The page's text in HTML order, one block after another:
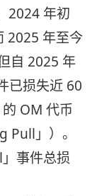
2024 年初
2025 年至今
自 2025 年
已损失近 60
OM 代币
Pull」）。
事件总损